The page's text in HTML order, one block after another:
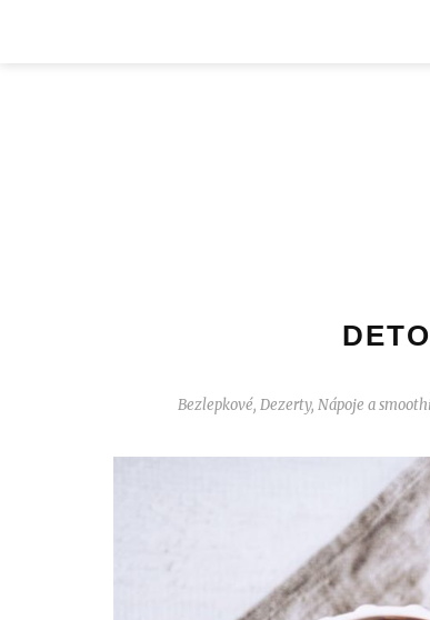
Bezlepkové, Dezerty, Nápoje a